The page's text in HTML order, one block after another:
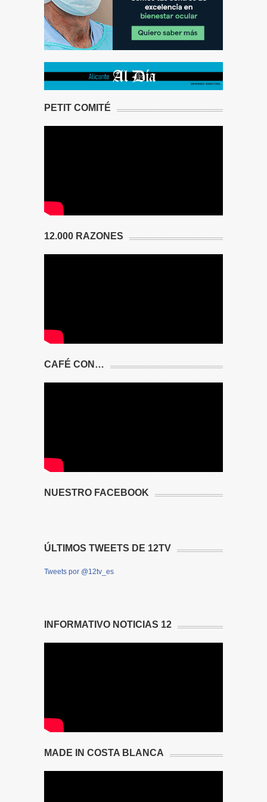
PETIT COMITÉ
12.000 RAZONES
CAFÉ CON…
NUESTRO FACEBOOK
ÚLTIMOS TWEETS DE 12TV
Tweets por @12tv_es
INFORMATIVO NOTICIAS 12
MADE IN COSTA BLANCA